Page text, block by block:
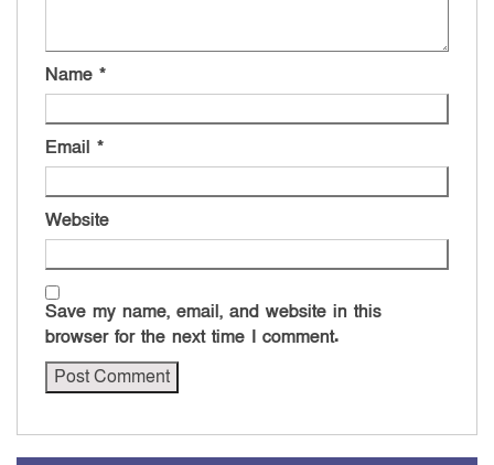
Name *
Email *
Website
Save my name, email, and website in this
browser for the next time I comment.